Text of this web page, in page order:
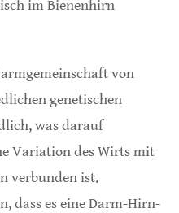
im Bienenhirn
von
genetischen
was darauf
Variation des Wirts mit
verbunden ist.
dass es eine Darm-Hirn-